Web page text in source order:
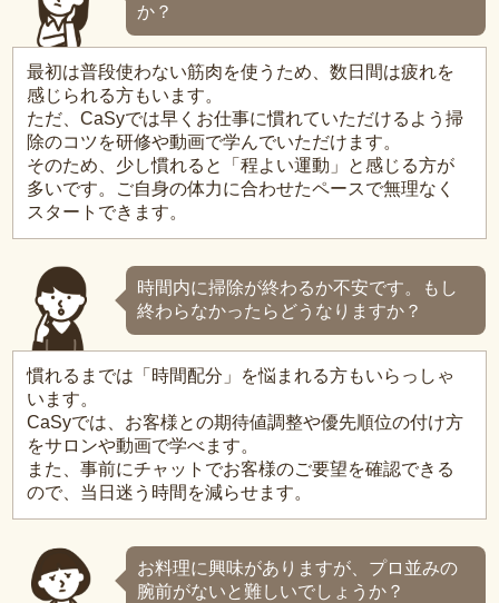
か？
最初は普段使わない筋肉を使うため、数日間は疲れを
感じられる方もいます。
ただ、CaSyでは早くお仕事に慣れていただけるよう掃
除のコツを研修や動画で学んでいただけます。
そのため、少し慣れると「程よい運動」と感じる方が
多いです。ご自身の体力に合わせたペースで無理なく
スタートできます。
時間内に掃除が終わるか不安です。もし
終わらなかったらどうなりますか？
慣れるまでは「時間配分」を悩まれる方もいらっしゃ
います。
CaSyでは、お客様との期待値調整や優先順位の付け方
をサロンや動画で学べます。
また、事前にチャットでお客様のご要望を確認できる
ので、当日迷う時間を減らせます。
お料理に興味がありますが、プロ並みの
腕前がないと難しいでしょうか？